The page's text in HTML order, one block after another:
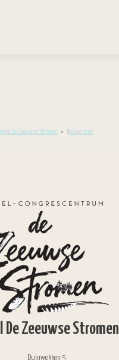
Hotel De Zeeuwse Stromen > Rezensionen
De Zeeuwse Stromen
Duinwekken 5